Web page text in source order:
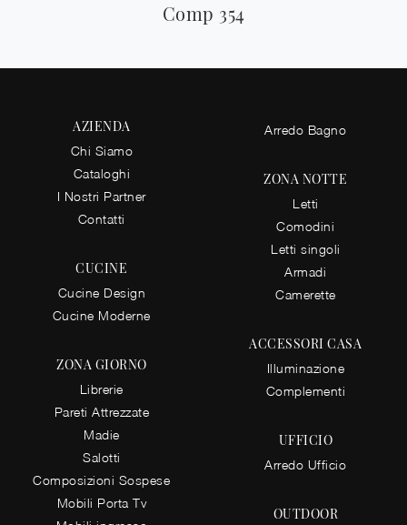
Comp 354
AZIENDA
Chi Siamo
Cataloghi
I Nostri Partner
Contatti
CUCINE
Cucine Design
Cucine Moderne
ZONA GIORNO
Librerie
Pareti Attrezzate
Madie
Salotti
Composizioni Sospese
Mobili Porta Tv
Arredo Bagno
ZONA NOTTE
Letti
Comodini
Letti singoli
Armadi
Camerette
ACCESSORI CASA
Illuminazione
Complementi
UFFICIO
Arredo Ufficio
OUTDOOR